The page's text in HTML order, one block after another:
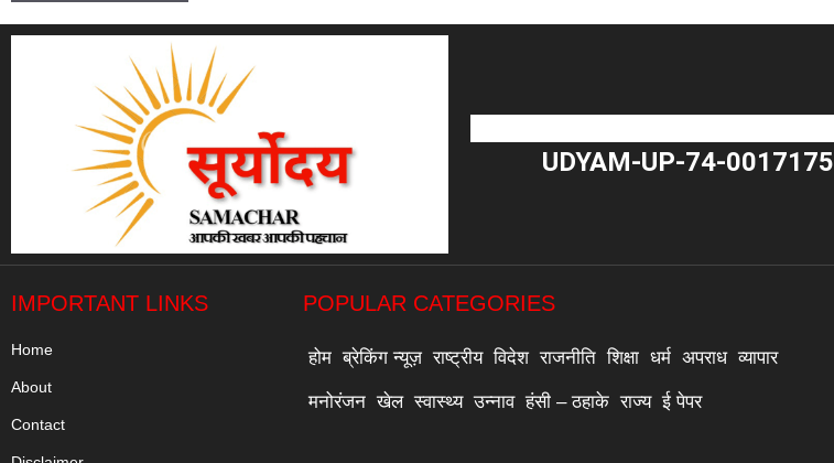
UDYAM-UP-74-0017175
IMPORTANT LINKS
Home
About
Contact
POPULAR CATEGORIES
होम ब्रेकिंग न्यूज़ राष्ट्रीय विदेश राजनीति शिक्षा धर्म अपराध व्यापार
मनोरंजन खेल स्वास्थ्य उन्नाव हंसी – ठहाके राज्य ई पेपर